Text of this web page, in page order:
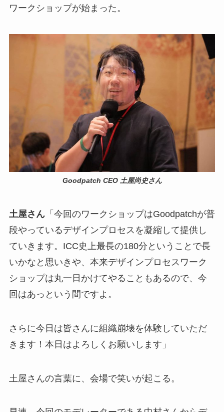
ワークショップが始まった。
Goodpatch CEO 土屋尚史さん
土屋さん「今回のワークショップはGoodpatchが普
段やっているデザインプロセスを凝縮して提供し
ていきます。ICC史上最長の180分ということで長
いかなと思いきや、本来デザインプロセスワーク
ショップは丸一日かけてやることもあるので、今
回はあっという間ですよ。
さらに今日は皆さんに組織崩壊を体験していただ
きます！本日はよろしくお願いします」
土屋さんの言葉に、会場で笑いが起こる。